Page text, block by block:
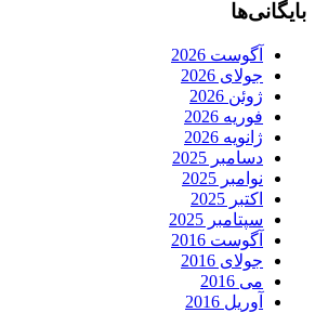
بایگانی‌ها
آگوست 2026
جولای 2026
ژوئن 2026
فوریه 2026
ژانویه 2026
دسامبر 2025
نوامبر 2025
اکتبر 2025
سپتامبر 2025
آگوست 2016
جولای 2016
می 2016
آوریل 2016